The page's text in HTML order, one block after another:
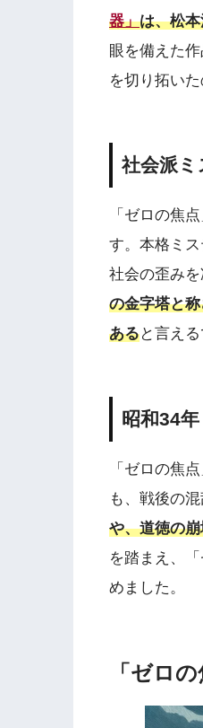
器」は、松
眼を備えた
を切り拓いた
社会派
「ゼロの焦
す。本格ミ
社会の歪みを
の金字塔と
あると言える
昭和34
「ゼロの焦
も、戦後の
や、道徳の
を踏まえ、
めました。
「ゼロ